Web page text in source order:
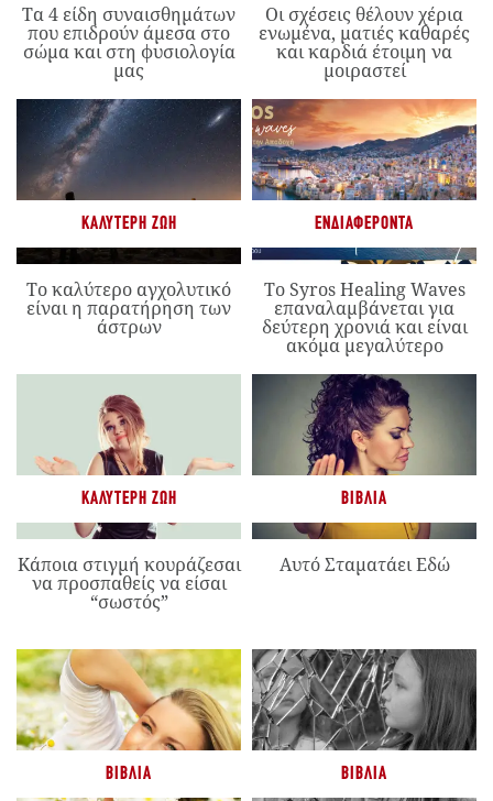
Τα 4 είδη συναισθημάτων
που επιδρούν άμεσα στο
σώμα και στη φυσιολογία
μας
Οι σχέσεις θέλουν χέρια
ενωμένα, ματιές καθαρές
και καρδιά έτοιμη να
μοιραστεί
ΚΑΛΎΤΕΡΗ ΖΩΉ
Το καλύτερο αγχολυτικό
είναι η παρατήρηση των
άστρων
ΕΝΔΙΑΦΈΡΟΝΤΑ
Το Syros Healing Waves
επαναλαμβάνεται για
δεύτερη χρονιά και είναι
ακόμα μεγαλύτερο
ΚΑΛΎΤΕΡΗ ΖΩΉ
Κάποια στιγμή κουράζεσαι
να προσπαθείς να είσαι
“σωστός”
ΒΙΒΛΊΑ
Αυτό Σταματάει Εδώ
ΒΙΒΛΊΑ ΒΙΒΛΊΑ